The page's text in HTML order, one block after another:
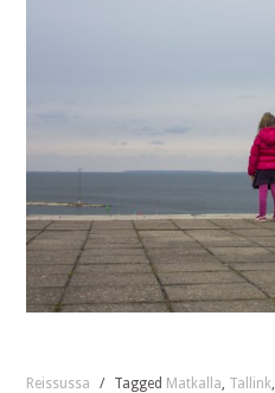
Reissussa / Tagged Matkalla, Tallink,